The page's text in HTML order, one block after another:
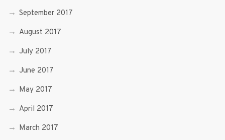
September 2017
August 2017
July 2017
June 2017
May 2017
April 2017
March 2017